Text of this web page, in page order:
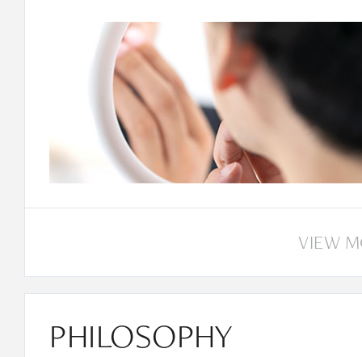
VIEW
PHILOSOPHY